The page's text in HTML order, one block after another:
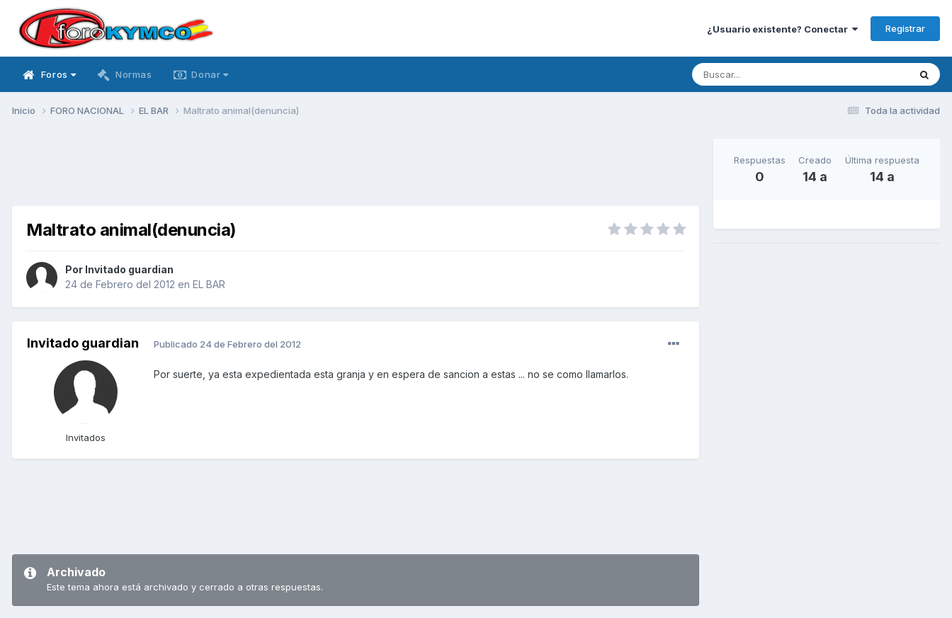
¿Usuario existente? Conectar Registrar
Foros Normas Donar
Toda la actividad
Inicio FORO NACIONAL EL BAR Maltrato animal(denuncia)
Maltrato animal(denuncia)
Por Invitado guardian
24 de Febrero del 2012 en EL BAR
Invitado guardian
Invitados
Publicado 24 de Febrero del 2012
Por suerte, ya esta expedientada esta granja y en espera de sancion a estas ... no se como llamarlos.
Archivado
Este tema ahora está archivado y cerrado a otras respuestas.
Respuestas
0
Creado
14 a
Última respuesta
14 a